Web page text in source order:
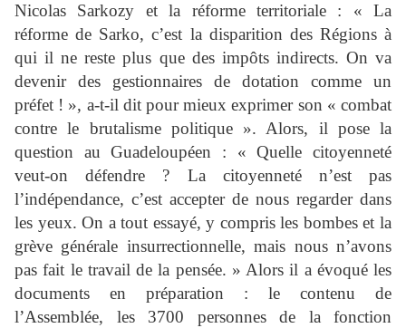
Nicolas Sarkozy et la réforme territoriale : « La
réforme de Sarko, c’est la disparition des Régions à
qui il ne reste plus que des impôts indirects. On va
devenir des gestionnaires de dotation comme un
préfet ! », a-t-il dit pour mieux exprimer son « combat
contre le brutalisme politique ». Alors, il pose la
question au Guadeloupéen : « Quelle citoyenneté
veut-on défendre ? La citoyenneté n’est pas
l’indépendance, c’est accepter de nous regarder dans
les yeux. On a tout essayé, y compris les bombes et la
grève générale insurrectionnelle, mais nous n’avons
pas fait le travail de la pensée. » Alors il a évoqué les
documents en préparation : le contenu de
l’Assemblée, les 3700 personnes de la fonction